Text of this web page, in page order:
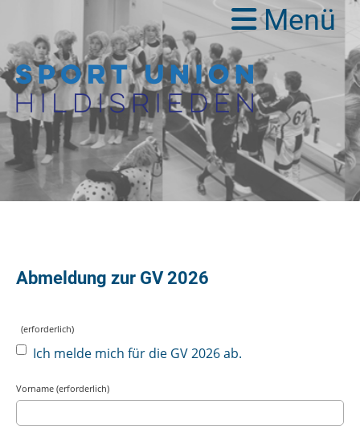
Menü
Abmeldung zur GV 2026
(erforderlich)
Ich melde mich für die GV 2026 ab.
Vorname (erforderlich)